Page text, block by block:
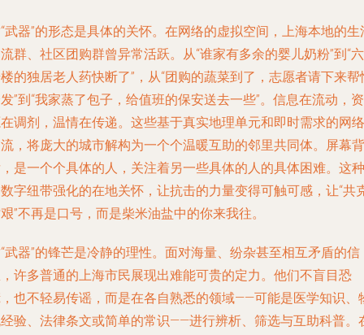
武器”的形态是具体的关怀。在网络的虚拟空间，上海本地的生
群、社区团购群曾异常活跃。从“谁家有多余的婴儿奶粉”到“六
的独居老人药快断了”，从“团购的蔬菜到了，志愿者请下来帮
”到“我家蒸了包子，给值班的保安送去一些”。信息在流动，资
调剂，温情在传递。这些基于真实地理单元和即时需求的网络
，将庞大的城市解构为一个个温暖互助的邻里共同体。屏幕背
是一个个具体的人，关注着另一些具体的人的具体困难。这种
字纽带强化的在地关怀，让抗击的力量变得可触可感，让“共
”不再是口号，而是柴米油盐中的你来我往。
武器”的锋芒是冷静的理性。面对海量、纷杂甚至相互矛盾的信
许多普通的上海市民展现出难能可贵的定力。他们不盲目恐
也不轻易传谣，而是在各自熟悉的领域——可能是医学知识、
验、法律条文或简单的常识——进行辨析、筛选与互助科普。